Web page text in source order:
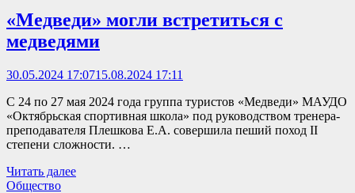
«Медведи» могли встретиться с
медведями
30.05.2024 17:0715.08.2024 17:11
С 24 по 27 мая 2024 года группа туристов «Медведи» МАУДО
«Октябрьская спортивная школа» под руководством тренера-
преподавателя Плешкова Е.А. совершила пеший поход II
степени сложности. …
Читать далее
Общество